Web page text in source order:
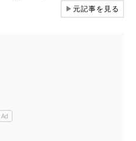
▶元記事を見る